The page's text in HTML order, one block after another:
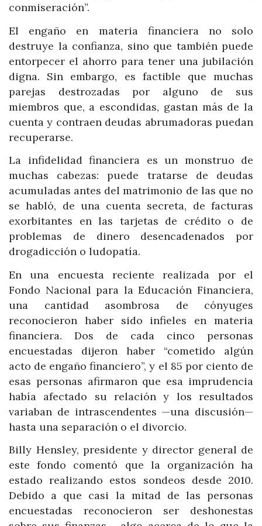
conmiseración”.
El engaño en materia financiera no solo
destruye la confianza, sino que también puede
entorpecer el ahorro para tener una jubilación
digna. Sin embargo, es factible que muchas
parejas destrozadas por alguno de sus
miembros que, a escondidas, gastan más de la
cuenta y contraen deudas abrumadoras puedan
recuperarse.
La infidelidad financiera es un monstruo de
muchas cabezas: puede tratarse de deudas
acumuladas antes del matrimonio de las que no
se habló, de una cuenta secreta, de facturas
exorbitantes en las tarjetas de crédito o de
problemas de dinero desencadenados por
drogadicción o ludopatía.
En una encuesta reciente realizada por el
Fondo Nacional para la Educación Financiera,
una cantidad asombrosa de cónyuges
reconocieron haber sido infieles en materia
financiera. Dos de cada cinco personas
encuestadas dijeron haber “cometido algún
acto de engaño financiero”, y el 85 por ciento de
esas personas afirmaron que esa imprudencia
había afectado su relación y los resultados
variaban de intrascendentes —una discusión—
hasta una separación o el divorcio.
Billy Hensley, presidente y director general de
este fondo comentó que la organización ha
estado realizando estos sondeos desde 2010.
Debido a que casi la mitad de las personas
encuestadas reconocieron ser deshonestas